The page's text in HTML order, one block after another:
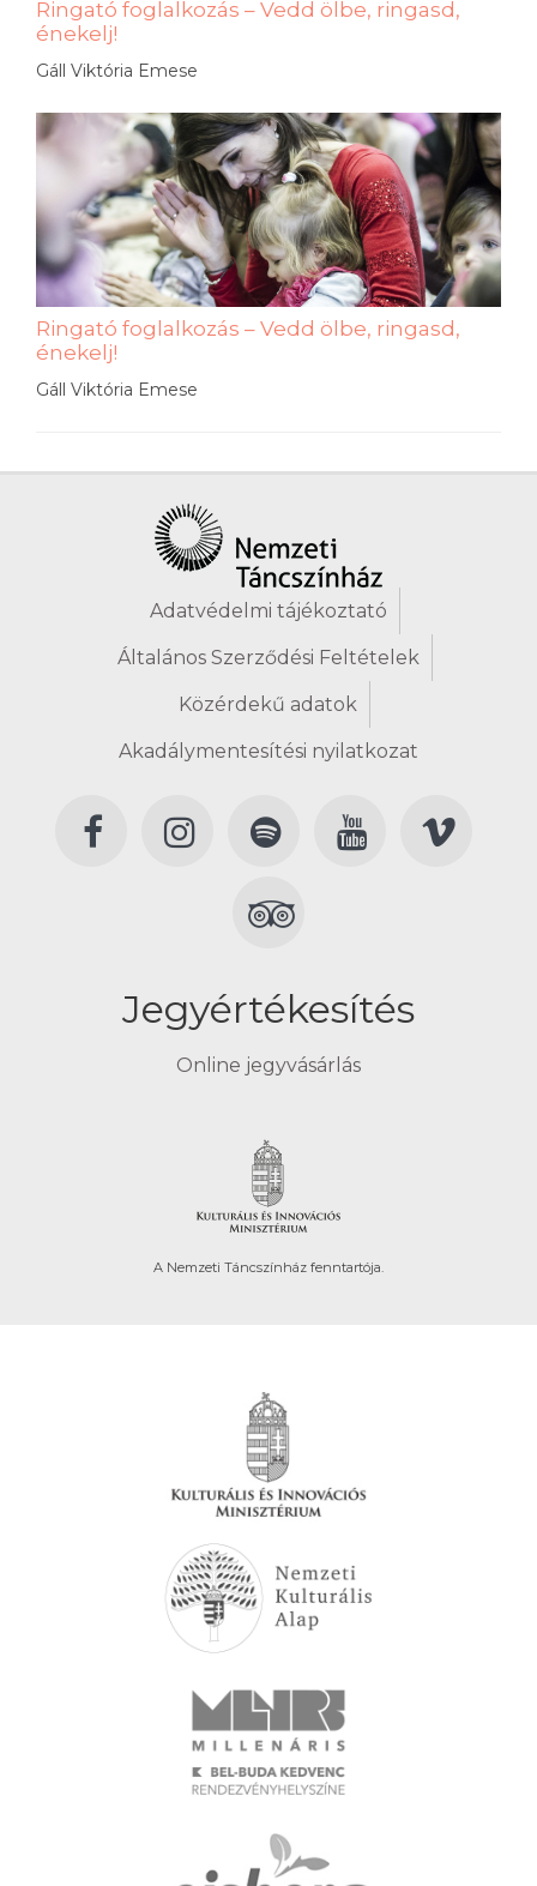
Ringató foglalkozás – Vedd ölbe, ringasd,
énekelj!
Gáll Viktória Emese
Ringató foglalkozás – Vedd ölbe, ringasd,
énekelj!
Gáll Viktória Emese
Adatvédelmi tájékoztató
Általános Szerződési Feltételek
Közérdekű adatok
Akadálymentesítési nyilatkozat
Jegyértékesítés
Online jegyvásárlás
A Nemzeti Táncszínház fenntartója.